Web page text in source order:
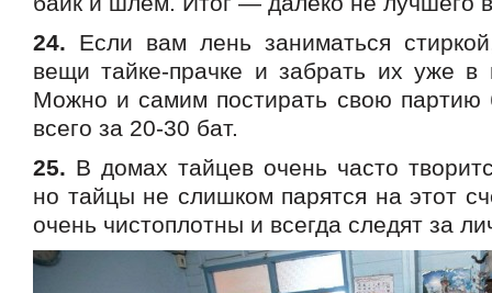
24. Если вам лень заниматься
вещи тайке-прачке и забрать их уже в
Можно и самим постирать свою партию
всего за 20-30 бат.
25. В домах тайцев очень часто
но тайцы не слишком парятся на этот
очень чистоплотны и всегда следят за